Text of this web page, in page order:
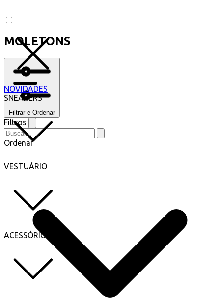
NOVIDADES
SNEAKERS
VESTUÁRIO
ACESSÓRIOS
MOLETONS
Filtrar e Ordenar
Filtros
Ordenar